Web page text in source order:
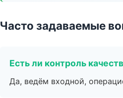
Часто задаваемые
Есть ли контроль
Да, ведём входной,